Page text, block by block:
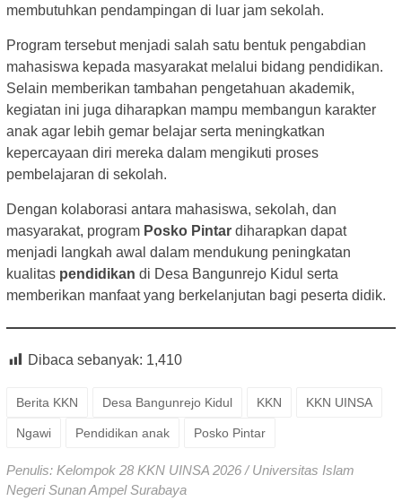
membutuhkan pendampingan di luar jam sekolah.
Program tersebut menjadi salah satu bentuk pengabdian
mahasiswa kepada masyarakat melalui bidang pendidikan.
Selain memberikan tambahan pengetahuan akademik,
kegiatan ini juga diharapkan mampu membangun karakter
anak agar lebih gemar belajar serta meningkatkan
kepercayaan diri mereka dalam mengikuti proses
pembelajaran di sekolah.
Dengan kolaborasi antara mahasiswa, sekolah, dan
masyarakat, program Posko Pintar diharapkan dapat
menjadi langkah awal dalam mendukung peningkatan
kualitas pendidikan di Desa Bangunrejo Kidul serta
memberikan manfaat yang berkelanjutan bagi peserta didik.
Dibaca sebanyak: 1,410
Berita KKN Desa Bangunrejo Kidul KKN KKN UINSA
Ngawi Pendidikan anak Posko Pintar
Penulis: Kelompok 28 KKN UINSA 2026 / Universitas Islam
Negeri Sunan Ampel Surabaya